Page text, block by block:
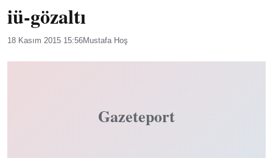
iü-gözaltı
18 Kasım 2015 15:56Mustafa Hoş
Gazeteport